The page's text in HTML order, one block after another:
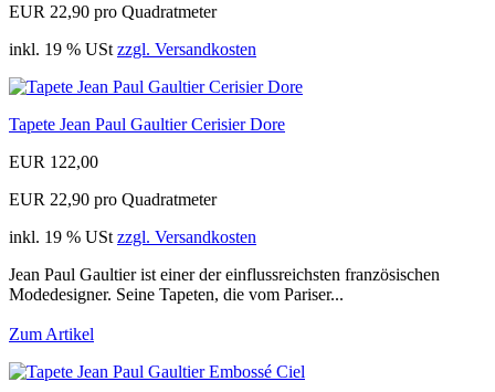
EUR 22,90 pro Quadratmeter
inkl. 19 % USt zzgl. Versandkosten
Tapete Jean Paul Gaultier Cerisier Dore
EUR 122,00
EUR 22,90 pro Quadratmeter
inkl. 19 % USt zzgl. Versandkosten
Jean Paul Gaultier ist einer der einflussreichsten französischen
Modedesigner. Seine Tapeten, die vom Pariser...
Zum Artikel